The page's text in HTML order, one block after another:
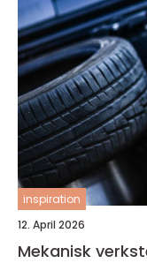
inspiration
12. April 2026
Mekanisk